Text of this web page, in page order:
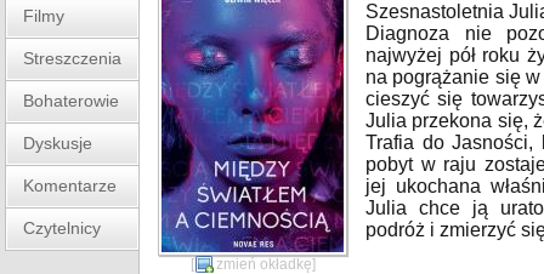
Filmy
Streszczenia
Bohaterowie
Dyskusje
Komentarze
Czytelnicy
[ zmień okładkę]
Szesnastoletnia
Diagnoza nie
najwyżej pół roku
na pogrążanie się
cieszyć się
Julia przekona się,
Trafia do Jasności,
pobyt w raju
jej ukochana
Julia chce ją
podróż i zmierzyć